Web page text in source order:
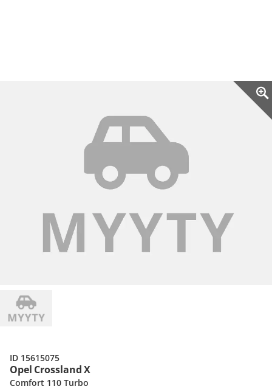
Opel Crossland X
Comfort 110 Turbo
ID 15615075